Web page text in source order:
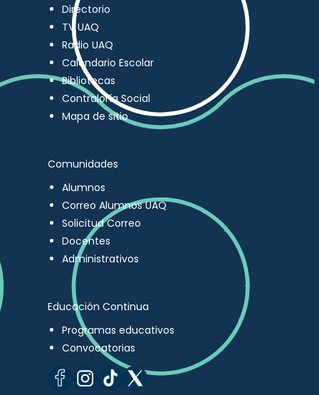
Directorio
TV UAQ
Radio UAQ
Calendario Escolar
Bibliotecas
Contraloría Social
Mapa de sitio
Comunidades
Alumnos
Correo Alumnos UAQ
Solicitud Correo
Docentes
Administrativos
Educación Continua
Programas educativos
Convocatorias